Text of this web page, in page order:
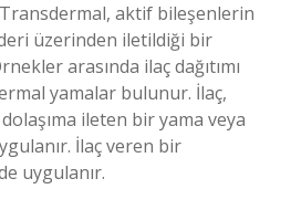
aktif bileşenlerin
üzerinden iletildiği bir
arasında ilaç dağıtımı
yamalar bulunur. İlaç,
ileten bir yama veya
İlaç veren bir
uygulanır.